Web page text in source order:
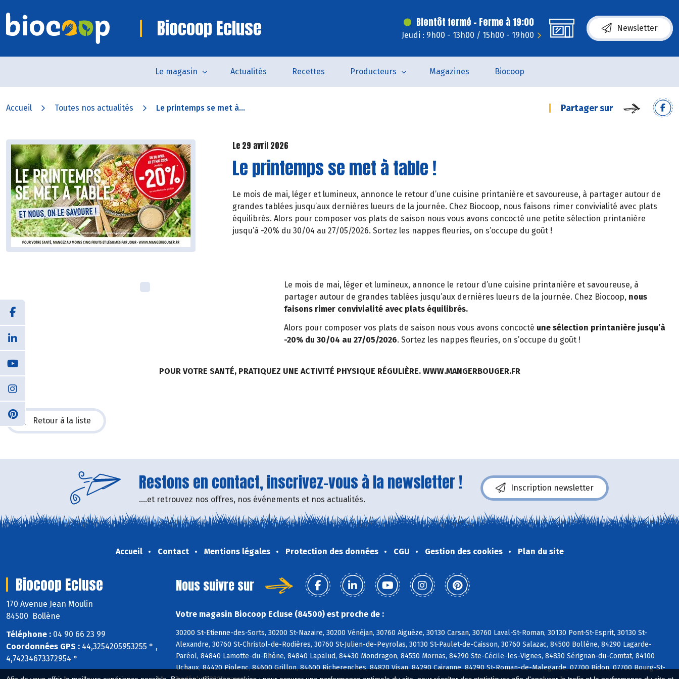
Biocoop Ecluse Bientôt fermé - Ferme à 19:00
Jeudi : 9h00 - 13h00 / 15h00 - 19h00
Newsletter
Le magasin Actualités Recettes Producteurs Magazines Biocoop
Accueil Toutes nos actualités Le printemps se met à... Partager sur
Le 29 avril 2026
Le printemps se met à table !
Le mois de mai, léger et lumineux, annonce le retour d’une cuisine printanière et savoureuse, à partager autour de
grandes tablées jusqu’aux dernières lueurs de la journée. Chez Biocoop, nous faisons rimer convivialité avec plats
équilibrés. Alors pour composer vos plats de saison nous vous avons concocté une petite sélection printanière
jusqu’à -20% du 30/04 au 27/05/2026. Sortez les nappes fleuries, on s’occupe du goût !
Le mois de mai, léger et lumineux, annonce le retour d’une cuisine printanière et savoureuse, à
partager autour de grandes tablées jusqu’aux dernières lueurs de la journée. Chez Biocoop, nous
faisons rimer convivialité avec plats équilibrés.
Alors pour composer vos plats de saison nous vous avons concocté une sélection printanière jusqu’à
-20% du 30/04 au 27/05/2026. Sortez les nappes fleuries, on s’occupe du goût !
POUR VOTRE SANTÉ, PRATIQUEZ UNE ACTIVITÉ PHYSIQUE RÉGULIÈRE. WWW.MANGERBOUGER.FR
Retour à la liste
Restons en contact, inscrivez-vous à la newsletter !
....et retrouvez nos offres, nos événements et nos actualités.
Inscription newsletter
Accueil Contact Mentions légales Protection des données CGU Gestion des cookies Plan du site
Biocoop Ecluse
170 Avenue Jean Moulin
84500 Bollène
Téléphone : 04 90 66 23 99
Coordonnées GPS : 44,3254205953255 ° ,
4,74234673372954 °
Nous suivre sur
Votre magasin Biocoop Ecluse (84500) est proche de :
30200 St-Etienne-des-Sorts, 30200 St-Nazaire, 30200 Vénéjan, 30760 Aiguèze, 30130 Carsan, 30760 Laval-St-Roman, 30130 Pont-St-Esprit, 30130 St-
Alexandre, 30760 St-Christol-de-Rodières, 30760 St-Julien-de-Peyrolas, 30130 St-Paulet-de-Caisson, 30760 Salazac, 84500 Bollène, 84290 Lagarde-
Paréol, 84840 Lamotte-du-Rhône, 84840 Lapalud, 84430 Mondragon, 84550 Mornas, 84290 Ste-Cécile-les-Vignes, 84830 Sérignan-du-Comtat, 84100
Uchaux, 84420 Piolenc, 84600 Grillon, 84600 Richerenches, 84820 Visan, 84290 Cairanne, 84290 St-Roman-de-Malegarde, 07700 Bidon, 07700 Bourg-St-